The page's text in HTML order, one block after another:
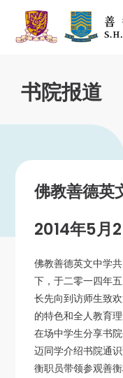
书院报道
佛教善德英
2014年5月
佛教善德英文中学
下，于二零一四年
长先向到访师生致
的特色和全人教育
在场中学生分享书
迈同学介绍书院通
衡职员带领参观善